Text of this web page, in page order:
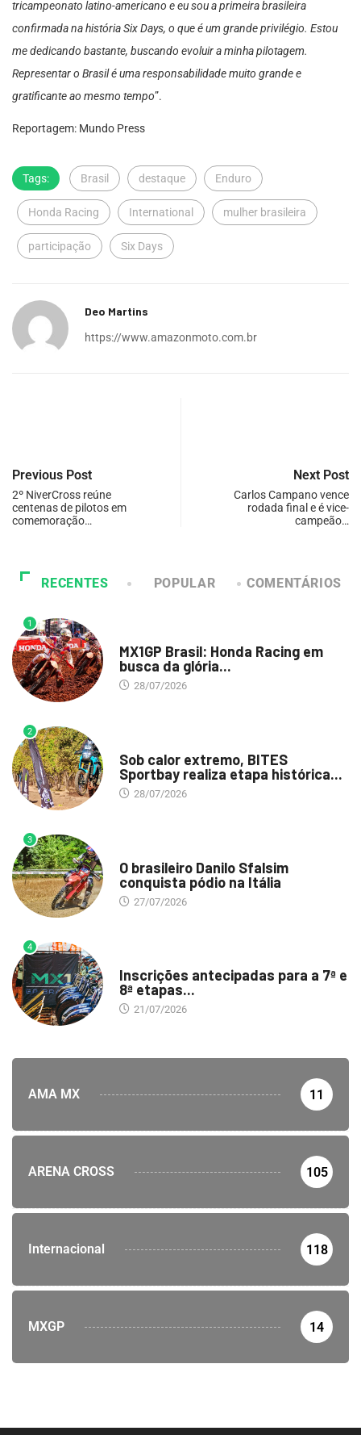
tricampeonato latino-americano e eu sou a primeira brasileira
confirmada na história Six Days, o que é um grande privilégio. Estou
me dedicando bastante, buscando evoluir a minha pilotagem.
Representar o Brasil é uma responsabilidade muito grande e
gratificante ao mesmo tempo”.
Reportagem: Mundo Press
Tags: Brasil destaque Enduro
Honda Racing International mulher brasileira
participação Six Days
Deo Martins
https://www.amazonmoto.com.br
Previous Post
2º NiverCross reúne
centenas de pilotos em
comemoração…
Next Post
Carlos Campano vence
rodada final e é vice-
campeão…
RECENTES POPULAR COMENTÁRIOS
1
MX1GP Brasil: Honda Racing em
busca da glória...
28/07/2026
2
Sob calor extremo, BITES
Sportbay realiza etapa histórica...
28/07/2026
3
O brasileiro Danilo Sfalsim
conquista pódio na Itália
27/07/2026
4
Inscrições antecipadas para a 7ª e
8ª etapas...
21/07/2026
AMA MX 11
ARENA CROSS 105
Internacional 118
MXGP 14